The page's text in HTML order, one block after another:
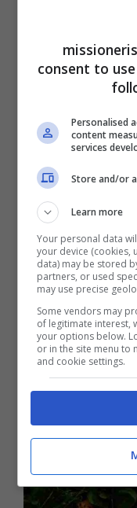
Ciò vale anche
presentare la
direttamente
consent to
Personalised
content
services
Store and/or
Learn more
Your personal data
your device (cookies,
data) may be stored
partners, or used
may use precise
Some vendors may
of legitimate interest,
your options below.
or in the site menu to
and cookie settings.